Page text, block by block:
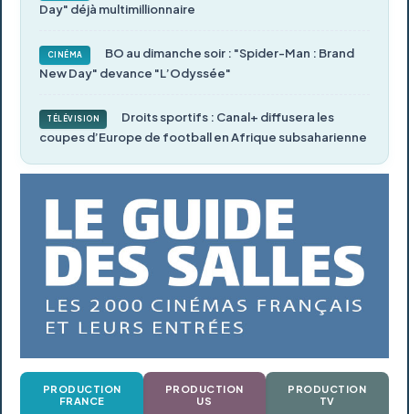
Day" déjà multimillionnaire
CINÉMA
BO au dimanche soir : "Spider-Man : Brand
New Day" devance "L’Odyssée"
TÉLÉVISION
Droits sportifs : Canal+ diffusera les
coupes d’Europe de football en Afrique subsaharienne
PRODUCTION
FRANCE
PRODUCTION
US
PRODUCTION
TV